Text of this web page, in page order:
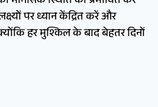
पर ध्यान केंद्रित करें और
हर मुश्किल के बाद बेहतर दिनों